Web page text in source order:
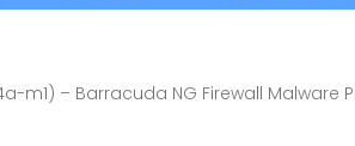
m1) – Barracuda NG Firewall Malware